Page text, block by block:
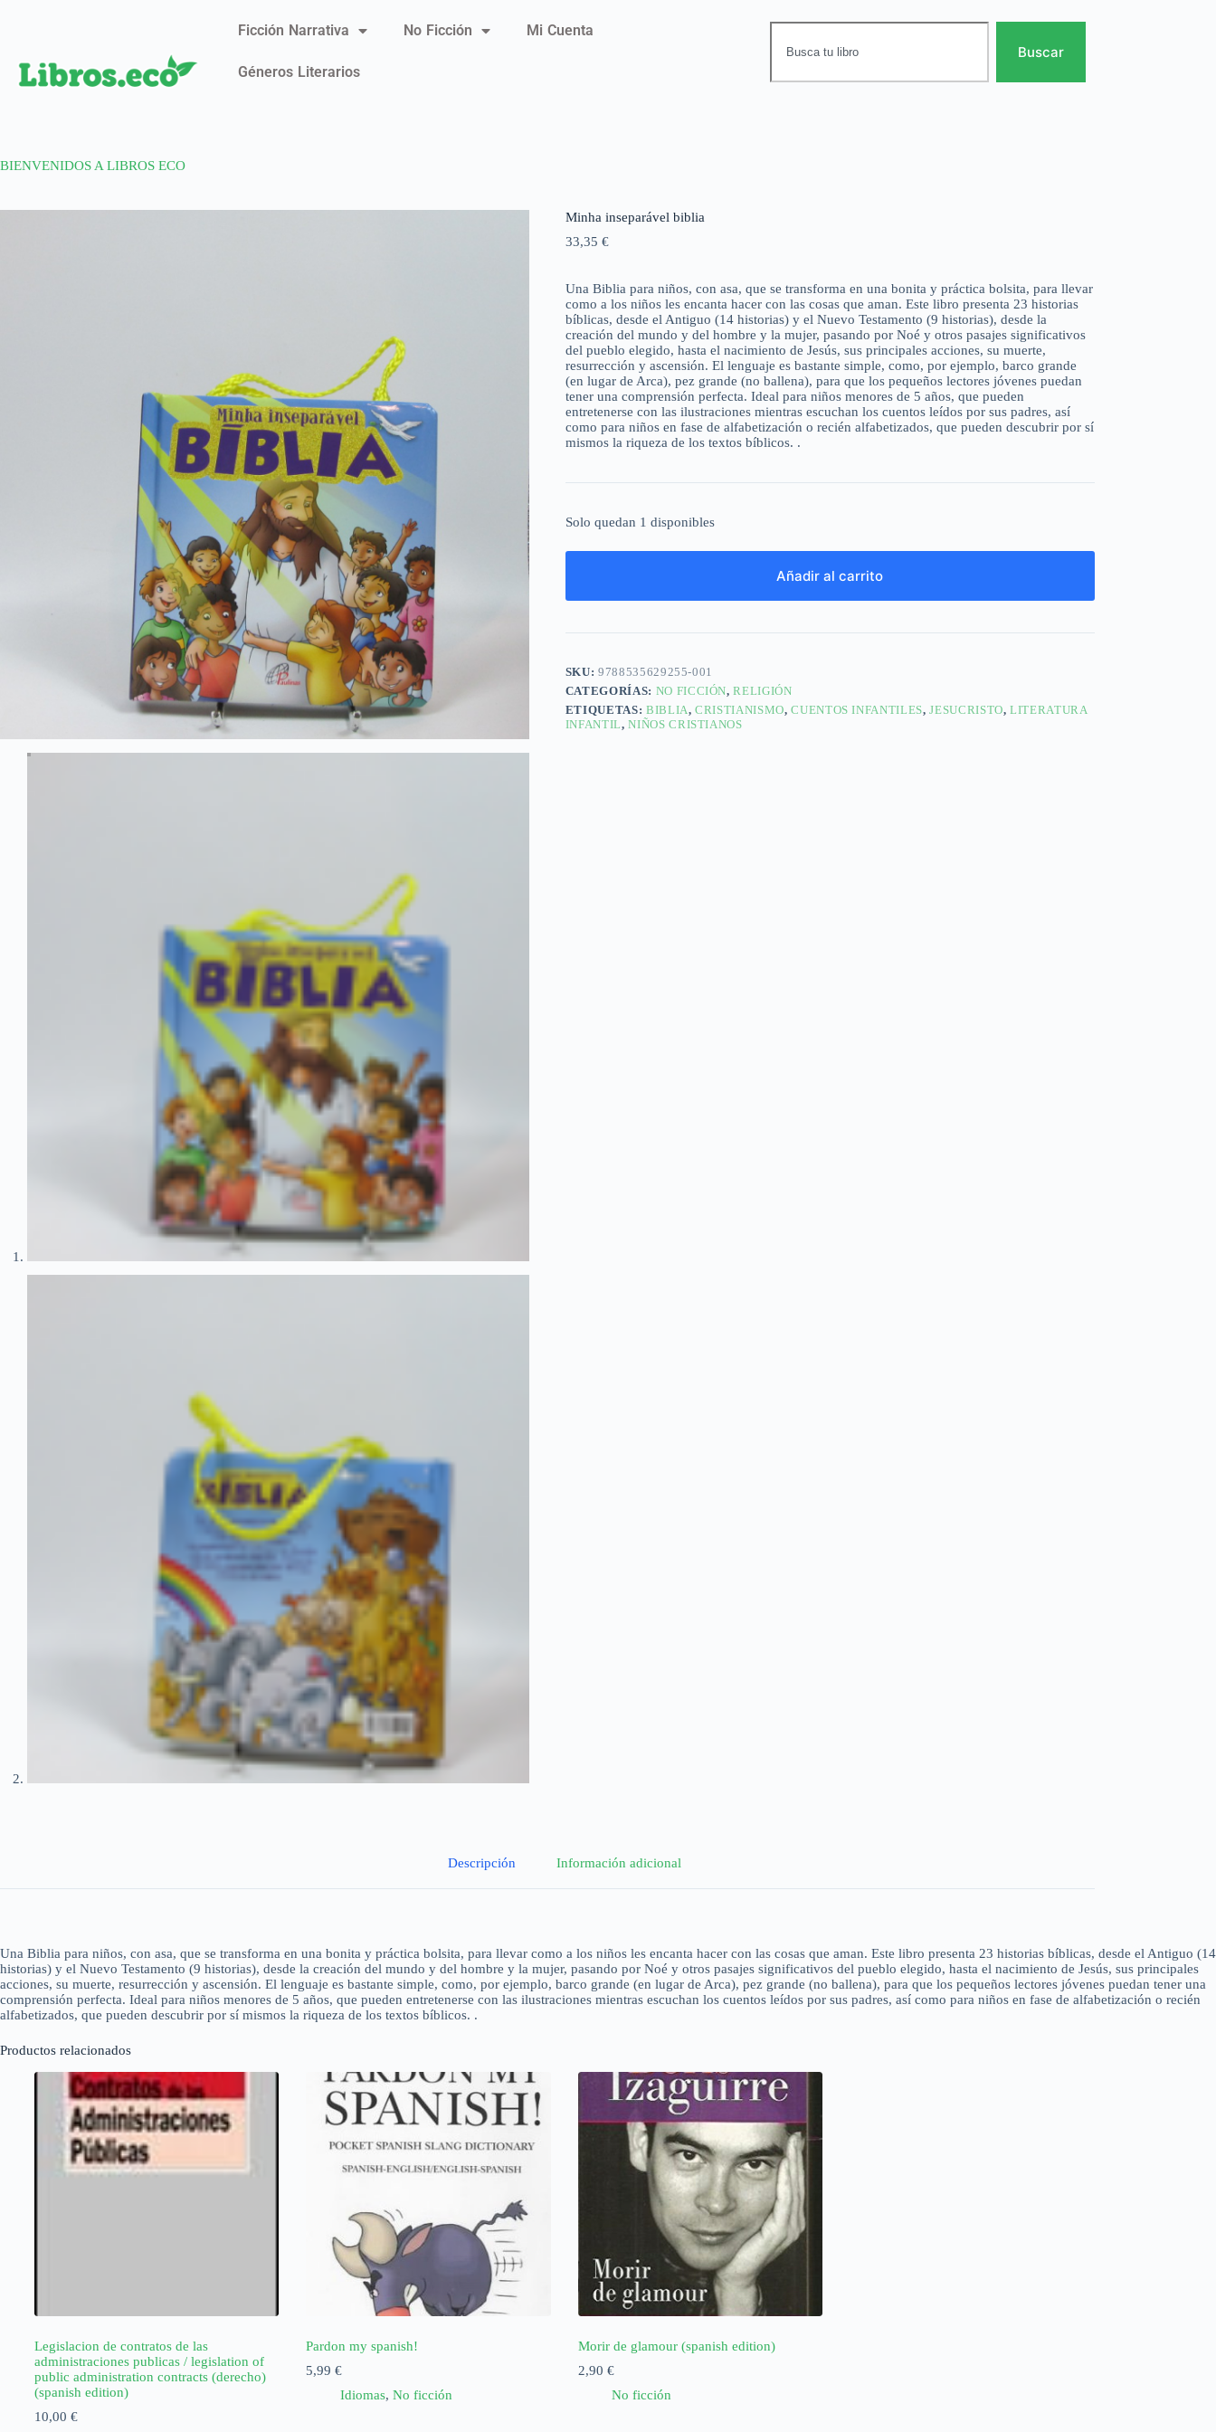
Ficción Narrativa No Ficción Mi Cuenta
Géneros Literarios
Buscar
BIENVENIDOS A LIBROS ECO
Minha inseparável biblia
33,35 €
Una Biblia para niños, con asa, que se transforma en una bonita y práctica bolsita, para llevar
como a los niños les encanta hacer con las cosas que aman. Este libro presenta 23 historias
bíblicas, desde el Antiguo (14 historias) y el Nuevo Testamento (9 historias), desde la
creación del mundo y del hombre y la mujer, pasando por Noé y otros pasajes significativos
del pueblo elegido, hasta el nacimiento de Jesús, sus principales acciones, su muerte,
resurrección y ascensión. El lenguaje es bastante simple, como, por ejemplo, barco grande
(en lugar de Arca), pez grande (no ballena), para que los pequeños lectores jóvenes puedan
tener una comprensión perfecta. Ideal para niños menores de 5 años, que pueden
entretenerse con las ilustraciones mientras escuchan los cuentos leídos por sus padres, así
como para niños en fase de alfabetización o recién alfabetizados, que pueden descubrir por sí
mismos la riqueza de los textos bíblicos. .
Solo quedan 1 disponibles
Añadir al carrito
SKU:9788535629255-001
CATEGORÍAS: NO FICCIÓN,RELIGIÓN
ETIQUETAS: BIBLIA,CRISTIANISMO,CUENTOS INFANTILES,JESUCRISTO,LITERATURA
INFANTIL,NIÑOS CRISTIANOS
Descripción Información adicional
Una Biblia para niños, con asa, que se transforma en una bonita y práctica bolsita, para llevar como a los niños les encanta hacer con las cosas que aman. Este libro presenta 23 historias bíblicas, desde el Antiguo (14
historias) y el Nuevo Testamento (9 historias), desde la creación del mundo y del hombre y la mujer, pasando por Noé y otros pasajes significativos del pueblo elegido, hasta el nacimiento de Jesús, sus principales
acciones, su muerte, resurrección y ascensión. El lenguaje es bastante simple, como, por ejemplo, barco grande (en lugar de Arca), pez grande (no ballena), para que los pequeños lectores jóvenes puedan tener una
comprensión perfecta. Ideal para niños menores de 5 años, que pueden entretenerse con las ilustraciones mientras escuchan los cuentos leídos por sus padres, así como para niños en fase de alfabetización o recién
alfabetizados, que pueden descubrir por sí mismos la riqueza de los textos bíblicos. .
Productos relacionados
Legislacion de contratos de las
administraciones publicas / legislation of
public administration contracts (derecho)
(spanish edition)
10,00 €
Pardon my spanish!
5,99€
Idiomas, No ficción
Morir de glamour (spanish edition)
2,90 €
No ficción